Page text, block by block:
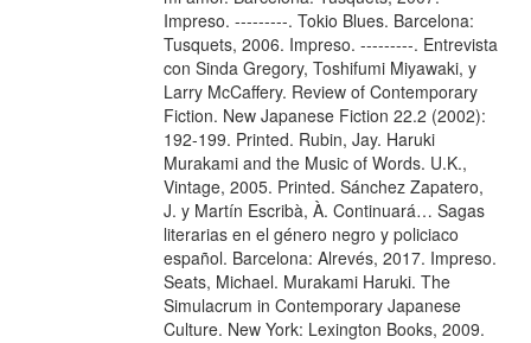
Impreso. ---------. Tokio Blues. Barcelona:
Tusquets, 2006. Impreso. ---------. Entrevista
con Sinda Gregory, Toshifumi Miyawaki, y
Larry McCaffery. Review of Contemporary
Fiction. New Japanese Fiction 22.2 (2002):
192-199. Printed. Rubin, Jay. Haruki
Murakami and the Music of Words. U.K.,
Vintage, 2005. Printed. Sánchez Zapatero,
J. y Martín Escribà, À. Continuará… Sagas
literarias en el género negro y policiaco
español. Barcelona: Alrevés, 2017. Impreso.
Seats, Michael. Murakami Haruki. The
Simulacrum in Contemporary Japanese
Culture. New York: Lexington Books, 2009.